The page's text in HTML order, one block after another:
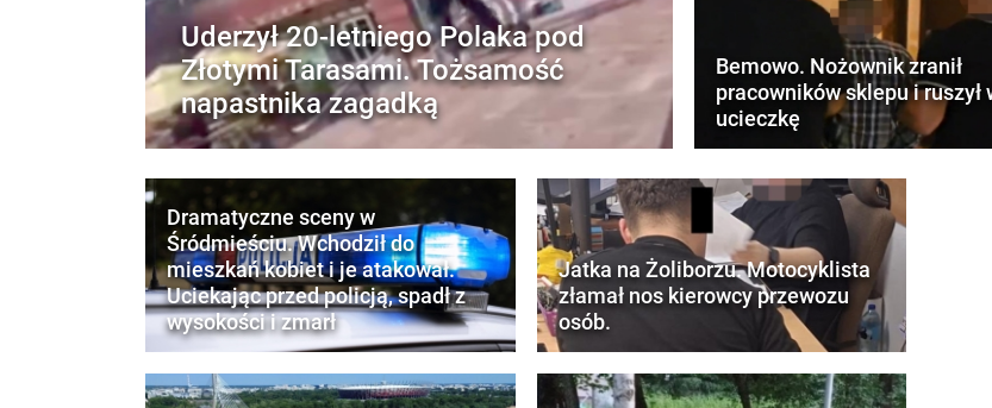
Uderzył 20-letniego Polaka pod
Złotymi Tarasami. Tożsamość
napastnika zagadką
Bemowo. Nożownik zranił
pracowników sklepu i ruszył
ucieczkę
Dramatyczne sceny w
Śródmieściu. Wchodził do
mieszkań kobiet i je atakował.
Uciekając przed policją, spadł z
wysokości i zmarł
Jatka na Żoliborzu. Motocyklista
złamał nos kierowcy przewozu
osób.